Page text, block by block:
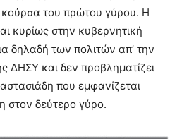
του πρώτου γύρου. Η
κυρίως στην κυβερνητική
δηλαδή των πολιτών απ’ την
ΔΗΣΥ και δεν προβληματίζει
που εμφανίζεται
στον δεύτερο γύρο.